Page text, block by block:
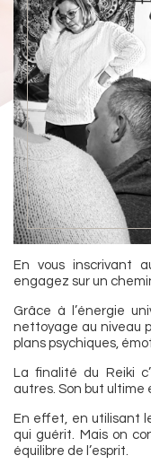
En vous inscrivant
engagez sur un
Grâce à l’énergie
nettoyage au niveau
plans psychiques,
La finalité du Reiki
autres. Son but ultime
En effet, en utilisant
qui guérit. Mais on
équilibre de l’esprit.